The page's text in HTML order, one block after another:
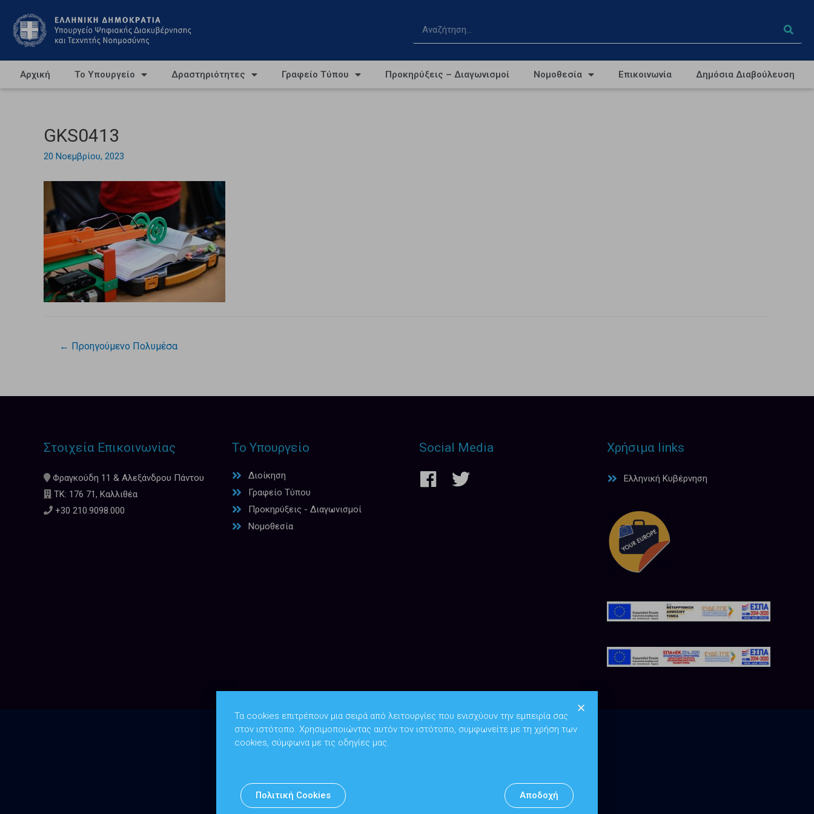
Αρχική Το Υπουργείο Δραστηριότητες Γραφείο Τύπου Προκηρύξεις – Διαγωνισμοί Νομοθεσία Επικοινωνία Δημόσια Διαβούλευση
GKS0413
20 Νοεμβρίου, 2023
← Προηγούμενο Πολυμέσα
Στοιχεία Επικοινωνίας
Φραγκούδη 11 & Αλεξάνδρου Πάντου
ΤΚ: 176 71, Καλλιθέα
+30 210.9098.000
Το Υπουργείο
Διοίκηση
Γραφείο Τύπου
Προκηρύξεις - Διαγωνισμοί
Νομοθεσία
Social Media Χρήσιμα links
Ελληνική Κυβέρνηση
Copyright © 2026Υπουργείο Ψηφιακής Διακυβέρνησης
Τα cookies επιτρέπουν μια σειρά από λειτουργίες που ενισχύουν την εμπειρία σας
στον ιστότοπο. Χρησιμοποιώντας αυτόν τον ιστότοπο, συμφωνείτε με τη χρήση των
cookies, σύμφωνα με τις οδηγίες μας.
Πολιτική Cookies Αποδοχή